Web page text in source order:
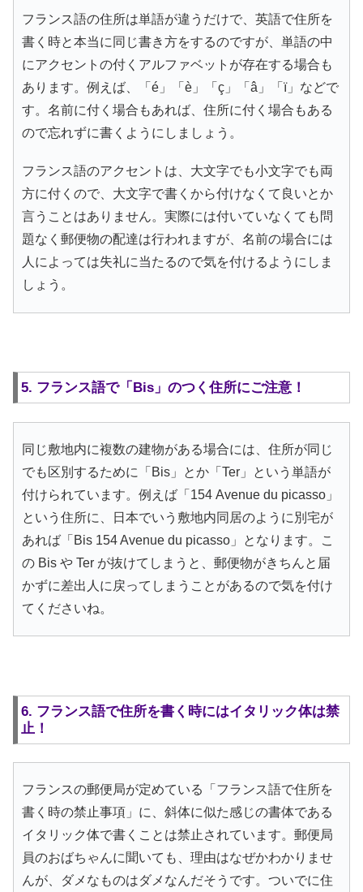
フランス語の住所は単語が違うだけで、英語で住所を
書く時と本当に同じ書き方をするのですが、単語の中
にアクセントの付くアルファベットが存在する場合も
あります。例えば、「é」「è」「ç」「â」「ï」などで
す。名前に付く場合もあれば、住所に付く場合もある
ので忘れずに書くようにしましょう。
フランス語のアクセントは、大文字でも小文字でも両
方に付くので、大文字で書くから付けなくて良いとか
言うことはありません。実際には付いていなくても問
題なく郵便物の配達は行われますが、名前の場合には
人によっては失礼に当たるので気を付けるようにしま
しょう。
5. フランス語で「Bis」のつく住所にご注意！
同じ敷地内に複数の建物がある場合には、住所が同じ
でも区別するために「Bis」とか「Ter」という単語が
付けられています。例えば「154 Avenue du picasso」
という住所に、日本でいう敷地内同居のように別宅が
あれば「Bis 154 Avenue du picasso」となります。こ
の Bis や Ter が抜けてしまうと、郵便物がきちんと届
かずに差出人に戻ってしまうことがあるので気を付け
てくださいね。
6. フランス語で住所を書く時にはイタリック体は禁
止！
フランスの郵便局が定めている「フランス語で住所を
書く時の禁止事項」に、斜体に似た感じの書体である
イタリック体で書くことは禁止されています。郵便局
員のおばちゃんに聞いても、理由はなぜかわかりませ
んが、ダメなものはダメなんだそうです。ついでに住